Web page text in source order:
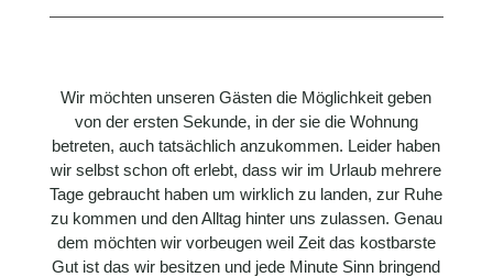
Wir möchten unseren Gästen die Möglichkeit geben
von der ersten Sekunde, in der sie die Wohnung
betreten, auch tatsächlich anzukommen. Leider haben
wir selbst schon oft erlebt, dass wir im Urlaub mehrere
Tage gebraucht haben um wirklich zu landen, zur Ruhe
zu kommen und den Alltag hinter uns zulassen. Genau
dem möchten wir vorbeugen weil Zeit das kostbarste
Gut ist das wir besitzen und jede Minute Sinn bringend